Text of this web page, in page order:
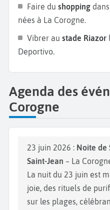
Faire du shopping
nées à La Corogne.
Vibrer au stade Riazor
Deportivo.
Agenda des
Corogne
23 juin 2026 : Noite de
Saint-Jean – La
La nuit du 23 juin est
joie, des rituels de
sur les plages,